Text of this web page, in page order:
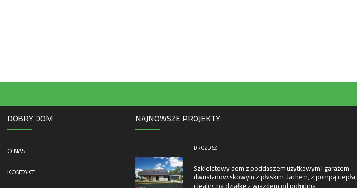
DOBRY DOM
O NAS
KONTAKT
NAJNOWSZE PROJEKTY
DROZD SZ
Szkieletowy dom z poddaszem użytkowym i garażem
dwustanowiskowym z płaskim dachem, z pompą ciepła,